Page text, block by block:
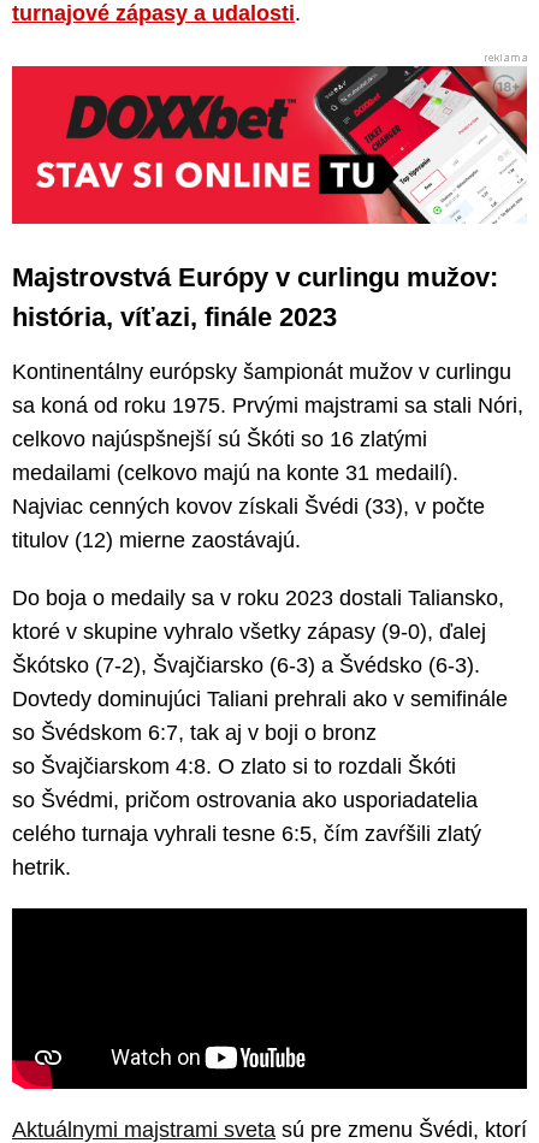
turnajové zápasy a udalosti.
Majstrovstvá Európy v curlingu mužov:
história, víťazi, finále 2023
Kontinentálny európsky šampionát mužov v curlingu
sa koná od roku 1975. Prvými majstrami sa stali Nóri,
celkovo najúspšnejší sú Škóti so 16 zlatými
medailami (celkovo majú na konte 31 medailí).
Najviac cenných kovov získali Švédi (33), v počte
titulov (12) mierne zaostávajú.
Do boja o medaily sa v roku 2023 dostali Taliansko,
ktoré v skupine vyhralo všetky zápasy (9-0), ďalej
Škótsko (7-2), Švajčiarsko (6-3) a Švédsko (6-3).
Dovtedy dominujúci Taliani prehrali ako v semifinále
so Švédskom 6:7, tak aj v boji o bronz
so Švajčiarskom 4:8. O zlato si to rozdali Škóti
so Švédmi, pričom ostrovania ako usporiadatelia
celého turnaja vyhrali tesne 6:5, čím zavŕšili zlatý
hetrik.
Aktuálnymi majstrami sveta sú pre zmenu Švédi, ktorí